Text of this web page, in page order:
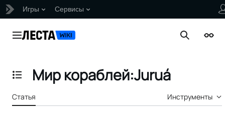
Игры Сервисы
Главное меню Поиск
Отобразить/Скрыть содержание
Мир кораблей:Juruá
Статья Инструменты